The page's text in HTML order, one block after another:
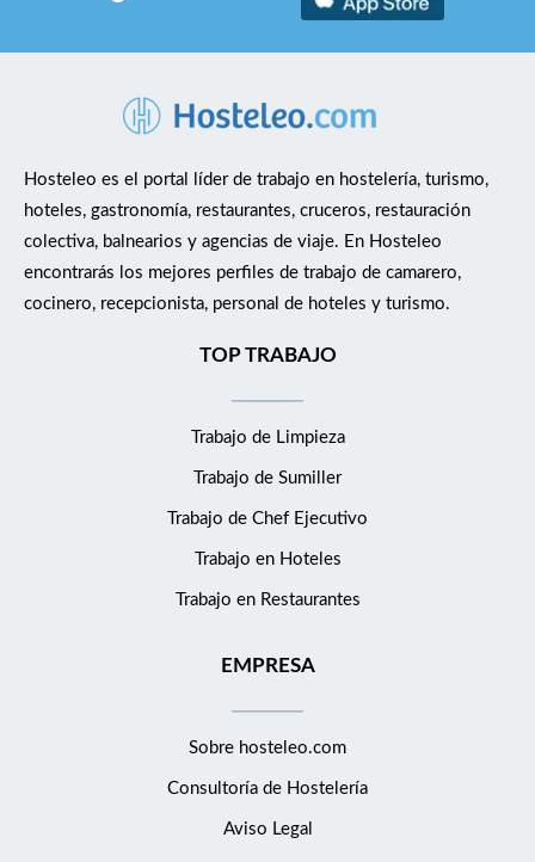
Hosteleo es el portal líder de trabajo en hostelería, turismo,
hoteles, gastronomía, restaurantes, cruceros, restauración
colectiva, balnearios y agencias de viaje. En Hosteleo
encontrarás los mejores perfiles de trabajo de camarero,
cocinero, recepcionista, personal de hoteles y turismo.
TOP TRABAJO
Trabajo de Limpieza
Trabajo de Sumiller
Trabajo de Chef Ejecutivo
Trabajo en Hoteles
Trabajo en Restaurantes
EMPRESA
Sobre hosteleo.com
Consultoría de Hostelería
Aviso Legal